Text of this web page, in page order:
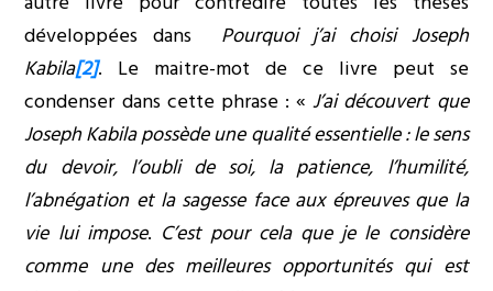
développées dans Pourquoi j’ai choisi Joseph
Kabila[2]. Le maitre-mot de ce livre peut se
condenser dans cette phrase : «J’ai découvert que
Joseph Kabila possède une qualité essentielle : le sens
du devoir, l’oubli de soi, la patience, l’humilité,
l’abnégation et la sagesse face aux épreuves que la
vie lui impose. C’est pour cela que je le considère
comme une des meilleures opportunités qui est